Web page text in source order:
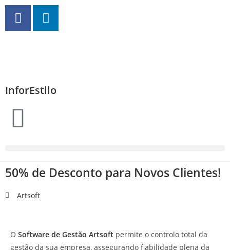
InforEstilo
50% de Desconto para Novos Clientes!
Artsoft
O Software de Gestão Artsoft permite o controlo total da
gestão da sua empresa, assegurando fiabilidade plena da